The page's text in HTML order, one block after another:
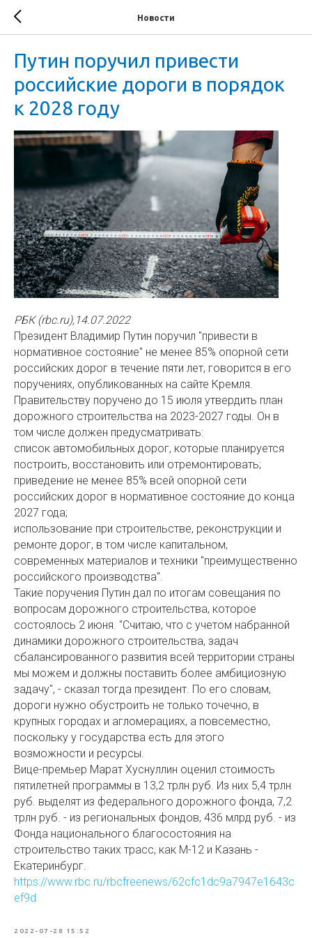
Новости
Путин поручил привести
российские дороги в порядок
к 2028 году
РБК (rbc.ru),14.07.2022
Президент Владимир Путин поручил "привести в
нормативное состояние" не менее 85% опорной сети
российских дорог в течение пяти лет, говорится в его
поручениях, опубликованных на сайте Кремля.
Правительству поручено до 15 июля утвердить план
дорожного строительства на 2023-2027 годы. Он в
том числе должен предусматривать:
список автомобильных дорог, которые планируется
построить, восстановить или отремонтировать;
приведение не менее 85% всей опорной сети
российских дорог в нормативное состояние до конца
2027 года;
использование при строительстве, реконструкции и
ремонте дорог, в том числе капитальном,
современных материалов и техники "преимущественно
российского производства".
Такие поручения Путин дал по итогам совещания по
вопросам дорожного строительства, которое
состоялось 2 июня. "Считаю, что с учетом набранной
динамики дорожного строительства, задач
сбалансированного развития всей территории страны
мы можем и должны поставить более амбициозную
задачу", - сказал тогда президент. По его словам,
дороги нужно обустроить не только точечно, в
крупных городах и агломерациях, а повсеместно,
поскольку у государства есть для этого
возможности и ресурсы.
Вице-премьер Марат Хуснуллин оценил стоимость
пятилетней программы в 13,2 трлн руб. Из них 5,4 трлн
руб. выделят из федерального дорожного фонда, 7,2
трлн руб. - из региональных фондов, 436 млрд руб. - из
Фонда национального благосостояния на
строительство таких трасс, как М-12 и Казань -
Екатеринбург.
https://www.rbc.ru/rbcfreenews/62cfc1dc9a7947e1643c
ef9d
2022-07-28 15:52